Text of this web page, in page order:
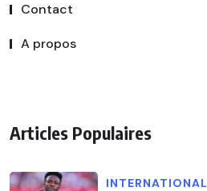
Contact
A propos
Articles Populaires
INTERNATIONAL